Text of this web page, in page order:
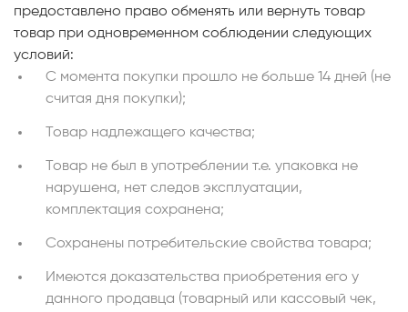
предоставлено право обменять или вернуть товар
товар при одновременном соблюдении следующих
условий:
С момента покупки прошло не больше 14 дней (не
считая дня покупки);
Товар надлежащего качества;
Товар не был в употреблении т.е. упаковка не
нарушена, нет следов эксплуатации,
комплектация сохранена;
Сохранены потребительские свойства товара;
Имеются доказательства приобретения его у
данного продавца (товарный или кассовый чек,